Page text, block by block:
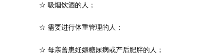
☆ 吸烟饮酒的人；
☆ 需要进行体重管理的人；
☆ 母亲曾患妊娠糖尿病或产后肥胖的人；